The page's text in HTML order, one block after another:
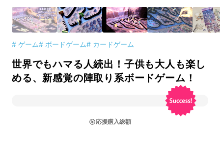
# ゲーム# ボードゲーム# カードゲーム
世界でもハマる人続出！子供も大人も楽し
める、新感覚の陣取り系ボードゲーム！
応援購入総額